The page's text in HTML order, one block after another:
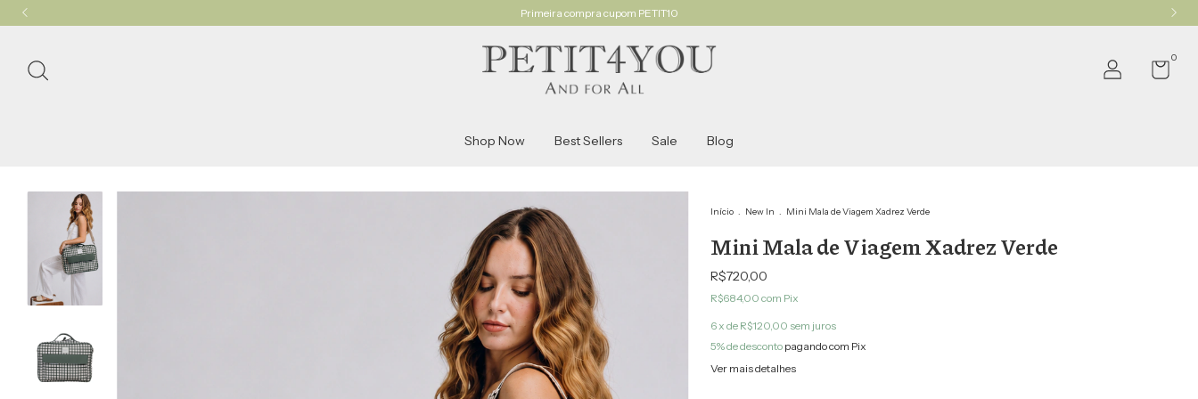
Primeira compra cupom PETIT10
0
Shop Now Best Sellers Sale Blog
Início . New In . Mini Mala de Viagem Xadrez Verde
Mini Mala de Viagem Xadrez Verde
R$720,00
R$684,00 com Pix
6x de R$120,00 sem juros
5% de descontopagando com Pix
Ver mais detalhes